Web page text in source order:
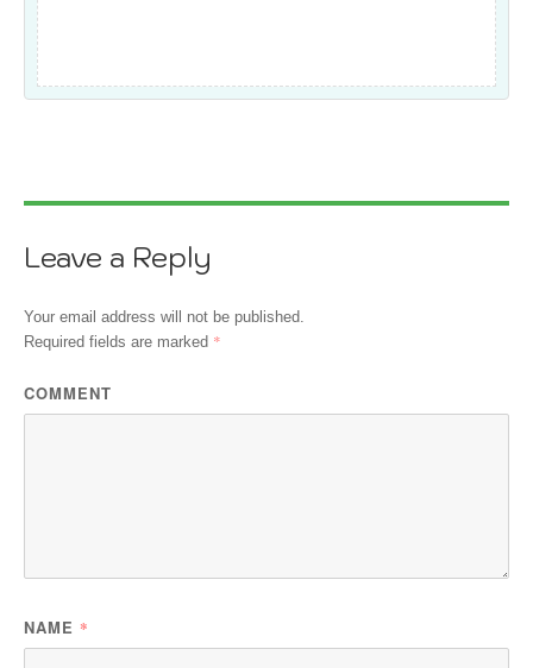
Leave a Reply
Your email address will not be published.
Required fields are marked *
COMMENT
NAME *